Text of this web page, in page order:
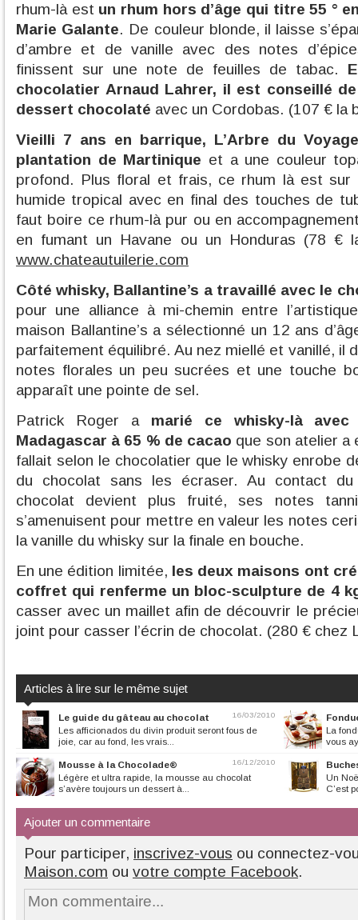
rhum-là est un rhum hors d’âge qui titre 55 °
Marie Galante. De couleur blonde, il laisse
d’ambre et de vanille avec des notes
finissent sur une note de feuilles de tabac.
chocolatier Arnaud Lahrer, il est conseillé
dessert chocolaté avec un Cordobas. (107 € la
Vieilli 7 ans en barrique, L’Arbre du
plantation de Martinique et a une couleur
profond. Plus floral et frais, ce rhum là est
humide tropical avec en final des touches de
faut boire ce rhum-là pur ou en
en fumant un Havane ou un Honduras (78 €
www.chateautuilerie.com
Côté whisky, Ballantine’s a travaillé avec le
pour une alliance à mi-chemin entre
maison Ballantine’s a sélectionné un 12 ans
parfaitement équilibré. Au nez miellé et vanillé, il
notes florales un peu sucrées et une touche
apparaît une pointe de sel.
Patrick Roger a marié ce whisky-là
Madagascar à 65 % de cacao que son atelier a
fallait selon le chocolatier que le whisky enrobe
du chocolat sans les écraser. Au contact du
chocolat devient plus fruité, ses notes
s’amenuisent pour mettre en valeur les notes
la vanille du whisky sur la finale en bouche.
En une édition limitée, les deux maisons ont
coffret qui renferme un bloc-sculpture de 4
casser avec un maillet afin de découvrir le
joint pour casser l’écrin de chocolat. (280 € chez
Articles à lire sur le même sujet
16/03/2010
Le guide du gâteau au chocolat
Les afficionados du divin produit seront fous de
joie, car au fond, les vrais...
La
vous
16/12/2010
Mousse à la Chocolade®
Légère et ultra rapide, la mousse au chocolat
s’avère toujours un dessert à...
Un
C’est
Ajouter un commentaire
Pour participer, inscrivez-vous ou connectez-
Maison.com ou votre compte Facebook.